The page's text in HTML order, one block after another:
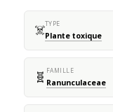
☠️TYPE
Plante toxique
🧬 FAMILLE
Ranunculaceae